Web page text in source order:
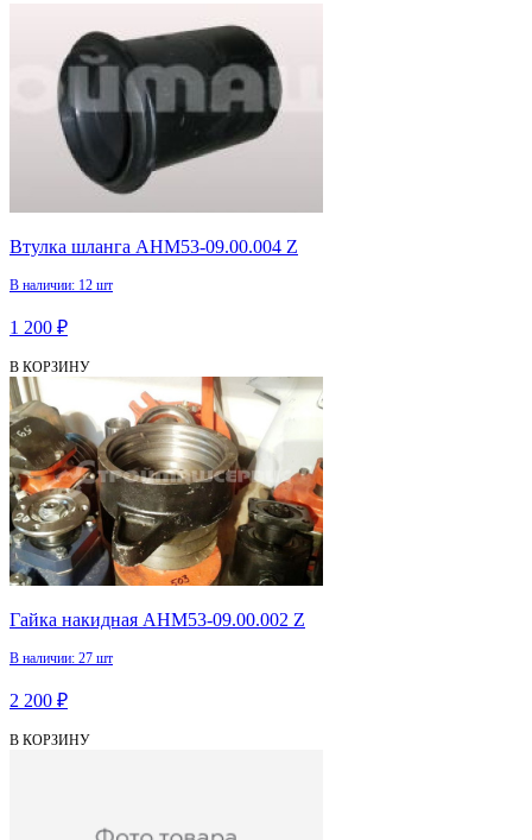
Втулка шланга АНМ53-09.00.004 Z
В наличии: 12 шт
1 200 ₽
В КОРЗИНУ
Гайка накидная АНМ53-09.00.002 Z
В наличии: 27 шт
2 200 ₽
В КОРЗИНУ